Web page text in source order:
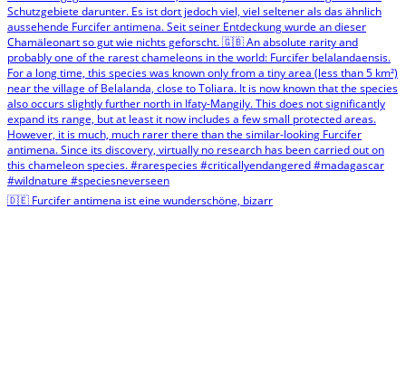
🇩🇪 Furcifer antimena ist eine wunderschöne, bizarr